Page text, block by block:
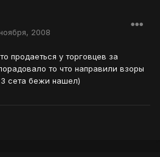
2008
продаеться у торговцев за
то что направили взоры
сета бежи нашел)